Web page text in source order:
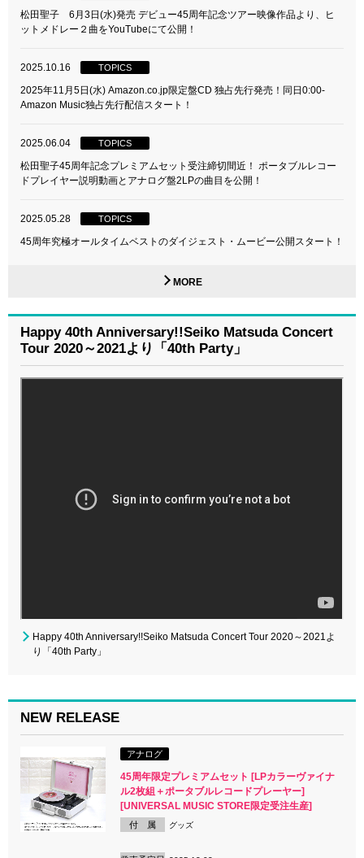
松田聖子 6月3日(水)発売 デビュー45周年記念ツアー映像作品より、ヒ
ットメドレー２曲をYouTubeにて公開！
2025.10.16 TOPICS
2025年11月5日(水) Amazon.co.jp限定盤CD 独占先行発売！同日0:00-
Amazon Music独占先行配信スタート！
2025.06.04 TOPICS
松田聖子45周年記念プレミアムセット受注締切間近！ ポータブルレコー
ドプレイヤー説明動画とアナログ盤2LPの曲目を公開！
2025.05.28 TOPICS
45周年究極オールタイムベストのダイジェスト・ムービー公開スタート！
MORE
Happy 40th Anniversary!!Seiko Matsuda Concert
Tour 2020～2021より「40th Party」
Happy 40th Anniversary!!Seiko Matsuda Concert Tour 2020～2021よ
り「40th Party」
NEW RELEASE
アナログ
45周年限定プレミアムセット [LPカラーヴァイナ
ル2枚組＋ポータブルレコードプレーヤー]
[UNIVERSAL MUSIC STORE限定受注生産]
付 属 グッズ